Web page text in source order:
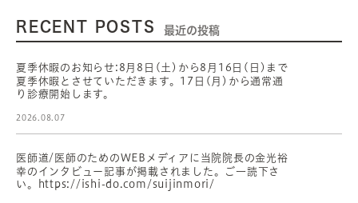
RECENT POSTS 最近の投稿
夏季休暇のお知らせ:8月8日(土)から8月16日(日)まで
夏季休暇とさせていただきます。17日(月)から通常通
り診療開始します。
2026.08.07
医師道/医師のためのWEBメディアに当院院長の金光裕
幸のインタビュー記事が掲載されました。ご一読下さ
い。https://ishi-do.com/suijinmori/